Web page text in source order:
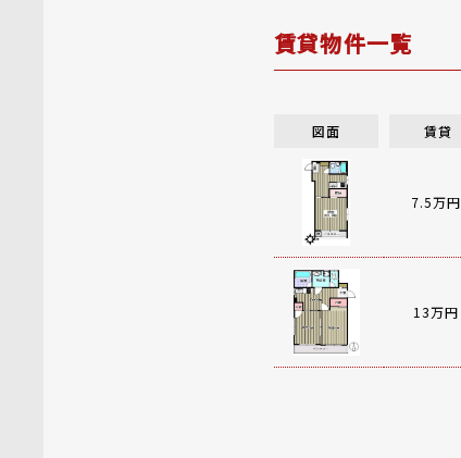
賃貸物件一覧
図面 賃貸
7.5万円
13万円